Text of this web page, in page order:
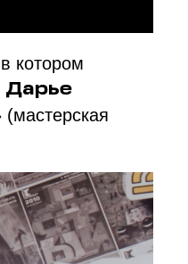
котором
Дарье